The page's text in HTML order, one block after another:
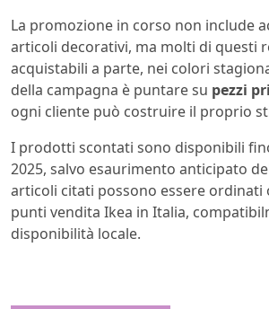
La promozione in corso non include
articoli decorativi, ma molti di questi
acquistabili a parte, nei colori
della campagna è puntare su pezzi
ogni cliente può costruire il proprio
I prodotti scontati sono disponibili
2025, salvo esaurimento anticipato
articoli citati possono essere
punti vendita Ikea in Italia,
disponibilità locale.